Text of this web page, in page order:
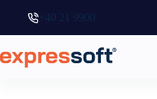
+40 21 9900